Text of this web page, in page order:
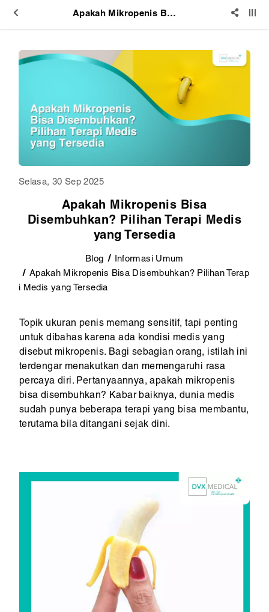
Apakah Mikropenis Bisa Disembuhkan? Pilihan Terapi Medis yang Tersedia
Selasa, 30 Sep 2025
Apakah Mikropenis Bisa
Disembuhkan? Pilihan Terapi Medis
yang Tersedia
Blog
Informasi Umum
Apakah Mikropenis Bisa Disembuhkan? Pilihan Terap
i Medis yang Tersedia
Topik ukuran penis memang sensitif, tapi penting
untuk dibahas karena ada kondisi medis yang
disebut mikropenis. Bagi sebagian orang, istilah ini
terdengar menakutkan dan memengaruhi rasa
percaya diri. Pertanyaannya, apakah mikropenis
bisa disembuhkan? Kabar baiknya, dunia medis
sudah punya beberapa terapi yang bisa membantu,
terutama bila ditangani sejak dini.